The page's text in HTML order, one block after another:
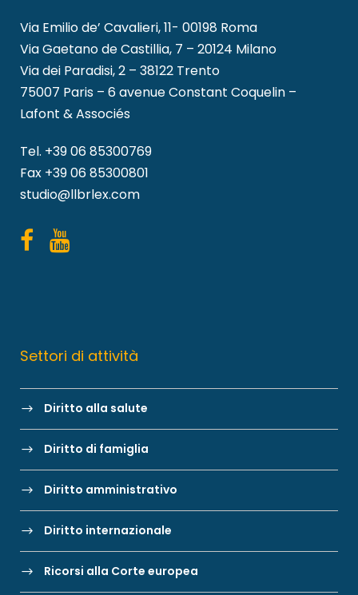
Via Emilio de’ Cavalieri, 11- 00198 Roma
Via Gaetano de Castillia, 7 – 20124 Milano
Via dei Paradisi, 2 – 38122 Trento
75007 Paris – 6 avenue Constant Coquelin –
Lafont & Associés
Tel. +39 06 85300769
Fax +39 06 85300801
studio@llbrlex.com
Settori di attività
Diritto alla salute
Diritto di famiglia
Diritto amministrativo
Diritto internazionale
Ricorsi alla Corte europea